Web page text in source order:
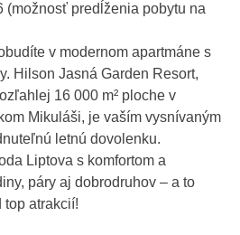
(možnosť predĺženia pobytu na
v modernom apartmáne s
Hilson Jasná Garden Resort,
16 000 m² ploche v
Mikuláši, je vaším vysnívaným
letnú dovolenku.
Liptova s komfortom a
páry aj dobrodruhov – a to
top atrakcií!